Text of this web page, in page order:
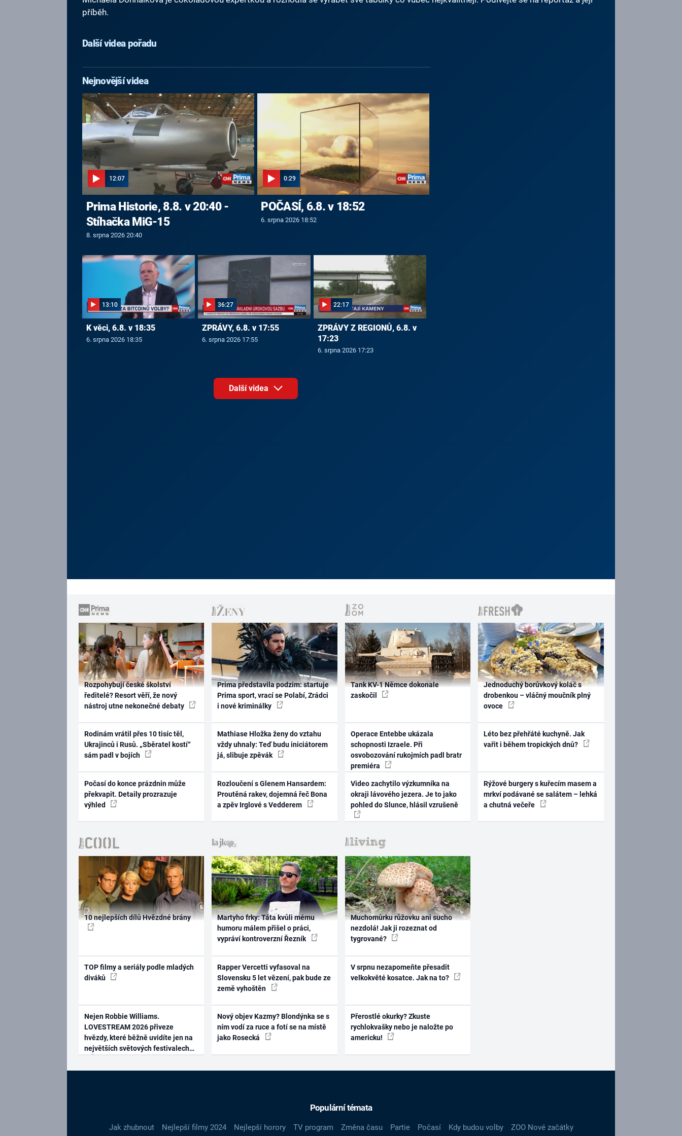
příběh.
Další videa pořadu
Nejnovější videa
12:07
Prima Historie, 8.8. v 20:40 -
Stíhačka MiG-15
8. srpna 2026 20:40
0:29
POČASÍ, 6.8. v 18:52
6. srpna 2026 18:52
13:10
K věci, 6.8. v 18:35
6. srpna 2026 18:35
36:27
ZPRÁVY, 6.8. v 17:55
6. srpna 2026 17:55
22:17
ZPRÁVY Z REGIONŮ, 6.8. v
17:23
6. srpna 2026 17:23
Další videa
Rozpohybují české školství
ředitelé? Resort věří, že nový
nástroj utne nekonečné debaty
Rodinám vrátil přes 10 tisíc těl,
Ukrajinců i Rusů. „Sběratel kostí“
sám padl v bojích
Počasí do konce prázdnin může
překvapit. Detaily prozrazuje
výhled
Prima představila podzim: startuje
Prima sport, vrací se Polabí, Zrádci
i nové kriminálky
Mathiase Hložka ženy do vztahu
vždy uhnaly: Teď budu iniciátorem
já, slibuje zpěvák
Rozloučení s Glenem Hansardem:
Proutěná rakev, dojemná řeč Bona
a zpěv Irglové s Vedderem
Tank KV-1 Němce dokonale
zaskočil
Operace Entebbe ukázala
schopnosti Izraele. Při
osvobozování rukojmích padl bratr
premiéra
Video zachytilo výzkumníka na
okraji lávového jezera. Je to jako
pohled do Slunce, hlásil vzrušeně
Jednoduchý borůvkový koláč s
drobenkou – vláčný moučník plný
ovoce
Léto bez přehřáté kuchyně. Jak
vařit i během tropických dnů?
Rýžové burgery s kuřecím masem a
mrkví podávané se salátem – lehká
a chutná večeře
10 nejlepších dílů Hvězdné brány
TOP filmy a seriály podle mladých
diváků
Nejen Robbie Williams.
LOVESTREAM 2026 přiveze
hvězdy, které běžně uvidíte jen na
největších světových festivalech
Martyho frky: Táta kvůli mému
humoru málem přišel o práci,
vypráví kontroverzní Řezník
Rapper Vercetti vyfasoval na
Slovensku 5 let vězení, pak bude ze
země vyhoštěn
Nový objev Kazmy? Blondýnka se s
ním vodí za ruce a fotí se na místě
jako Rosecká
Muchomůrku růžovku ani sucho
nezdolá! Jak ji rozeznat od
tygrované?
V srpnu nezapomeňte přesadit
velkokvěté kosatce. Jak na to?
Přerostlé okurky? Zkuste
rychlokvašky nebo je naložte po
americku!
Populární témata
Jak zhubnout Nejlepší filmy 2024 Nejlepší horory TV program Změna času Partie Počasí Kdy budou volby ZOO Nové začátky